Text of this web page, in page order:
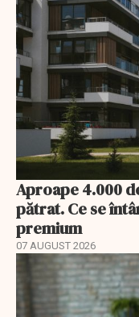
Aproape 4.000
pătrat. Ce se
premium
07 AUGUST 2026